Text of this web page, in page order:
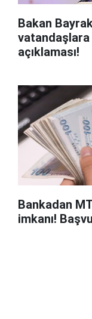
Bakan
açıklaması!
Bankadan
imkanı!